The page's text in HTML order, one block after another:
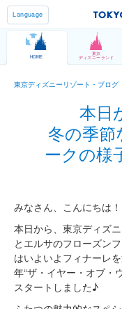
Language
HOME
東京
ディズニーランド
東京ディズニーリゾート・ブログ
本日
冬の季
ークの
みなさん、こんにちは！
本日から、東京ディズ
とエルサのフローズン
はいよいよフィナーレ
年“ザ・イヤー・オブ・
スタートしました♪